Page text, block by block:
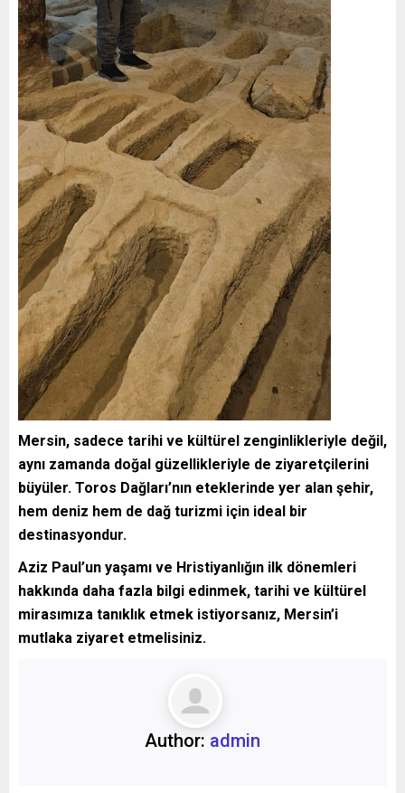
Mersin, sadece tarihi ve kültürel zenginlikleriyle değil,
aynı zamanda doğal güzellikleriyle de ziyaretçilerini
büyüler. Toros Dağları’nın eteklerinde yer alan şehir,
hem deniz hem de dağ turizmi için ideal bir
destinasyondur.
Aziz Paul’un yaşamı ve Hristiyanlığın ilk dönemleri
hakkında daha fazla bilgi edinmek, tarihi ve kültürel
mirasımıza tanıklık etmek istiyorsanız, Mersin’i
mutlaka ziyaret etmelisiniz.
Author: admin